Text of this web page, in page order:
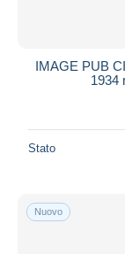
IMAGE PUB
1934
Stato
Nuovo